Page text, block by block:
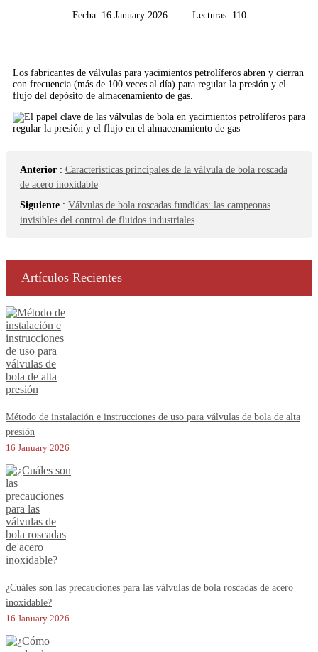
Fecha: 16 January 2026 Lecturas: 110
Los fabricantes de válvulas para yacimientos petrolíferos abren y cierran
con frecuencia (más de 100 veces al día) para regular la presión y el
flujo del depósito de almacenamiento de gas.
Anterior : Características principales de la válvula de bola roscada
de acero inoxidable
Siguiente : Válvulas de bola roscadas fundidas: las campeonas
invisibles del control de fluidos industriales
Artículos Recientes
Método de instalación e instrucciones de uso para válvulas de bola de alta
presión
16 January 2026
¿Cuáles son las precauciones para las válvulas de bola roscadas de acero
inoxidable?
16 January 2026